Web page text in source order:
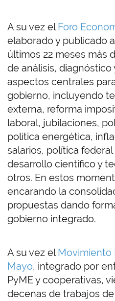
A su vez elForo
elaborado y publicado
últimos 22 meses más
de análisis,
aspectos centrales
gobierno, incluyendo
externa, reforma
laboral, jubilaciones,
política energética,
salarios, política
desarrollo científico y
otros. En estos
encarando la
propuestas dando
gobierno integrado.
A su vez elMovimiento
Mayo, integrado por
PyME y cooperativas,
decenas de trabajos